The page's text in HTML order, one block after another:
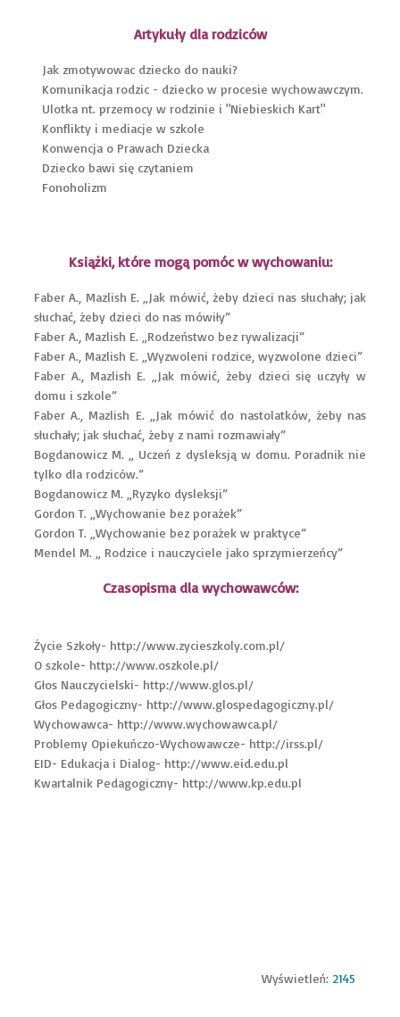
Artykuły dla rodziców
Jak zmotywowac dziecko do nauki?
Komunikacja rodzic - dziecko w procesie wychowawczym.
Ulotka nt. przemocy w rodzinie i "Niebieskich Kart"
Konflikty i mediacje w szkole
Konwencja o Prawach Dziecka
Dziecko bawi się czytaniem
Fonoholizm
Książki, które mogą pomóc w wychowaniu:
Faber A., Mazlish E. „Jak mówić, żeby dzieci nas słuchały; jak
słuchać, żeby dzieci do nas mówiły”
Faber A., Mazlish E. „Rodzeństwo bez rywalizacji”
Faber A., Mazlish E. „Wyzwoleni rodzice, wyzwolone dzieci”
Faber A., Mazlish E. „Jak mówić, żeby dzieci się uczyły w
domu i szkole”
Faber A., Mazlish E. „Jak mówić do nastolatków, żeby nas
słuchały; jak słuchać, żeby z nami rozmawiały”
Bogdanowicz M. „ Uczeń z dysleksją w domu. Poradnik nie
tylko dla rodziców.”
Bogdanowicz M. „Ryzyko dysleksji”
Gordon T. „Wychowanie bez porażek”
Gordon T. „Wychowanie bez porażek w praktyce”
Mendel M. „ Rodzice i nauczyciele jako sprzymierzeńcy”
Czasopisma dla wychowawców:
Życie Szkoły- http://www.zycieszkoly.com.pl/
O szkole- http://www.oszkole.pl/
Głos Nauczycielski- http://www.glos.pl/
Głos Pedagogiczny- http://www.glospedagogiczny.pl/
Wychowawca- http://www.wychowawca.pl/
Problemy Opiekuńczo-Wychowawcze- http://irss.pl/
EID- Edukacja i Dialog- http://www.eid.edu.pl
Kwartalnik Pedagogiczny- http://www.kp.edu.pl
Wyświetleń: 2145